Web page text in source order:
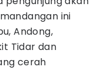
ini
Andong,
Tidar dan
cerah